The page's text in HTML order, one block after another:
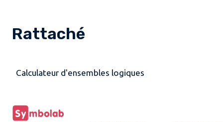
Rattaché
Calculateur d'ensembles logiques